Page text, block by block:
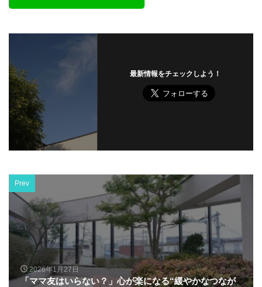
最新情報をチェックしよう！
Prev
2026年1月27日
「ママ友はいらない？」心が楽になる“緩やかなつなが